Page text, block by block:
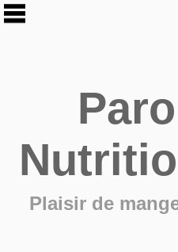
Plaisir de